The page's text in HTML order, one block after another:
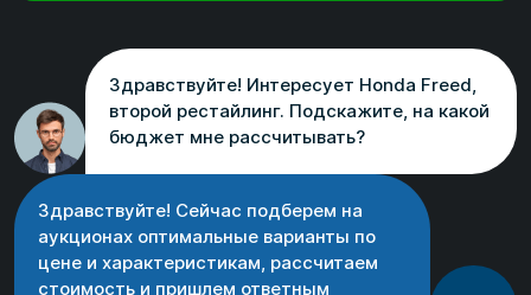
Здравствуйте! Интересует Honda Freed,
второй рестайлинг. Подскажите, на какой
бюджет мне рассчитывать?
Здравствуйте! Сейчас подберем на
аукционах оптимальные варианты по
цене и характеристикам, рассчитаем
стоимость и пришлем ответным